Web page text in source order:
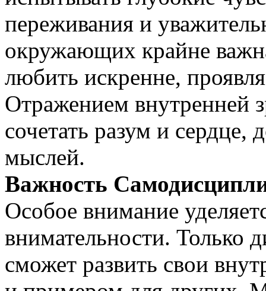
переживания и
окружающих крайне
любить искренне,
Отражением внутренней
сочетать разум и сердце,
мыслей.
Важность
Особое внимание
внимательности. Только
сможет развить свои